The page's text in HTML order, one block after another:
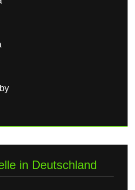
in Deutschland